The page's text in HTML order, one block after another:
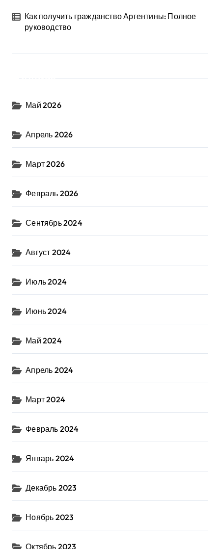
Как получить гражданство Аргентины: Полное
руководство
Май 2026
Апрель 2026
Март 2026
Февраль 2026
Сентябрь 2024
Август 2024
Июль 2024
Июнь 2024
Май 2024
Апрель 2024
Март 2024
Февраль 2024
Январь 2024
Декабрь 2023
Ноябрь 2023
Октябрь 2023